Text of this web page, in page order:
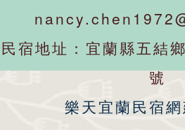
民宿地址：宜蘭縣五結
號
樂天宜蘭民宿